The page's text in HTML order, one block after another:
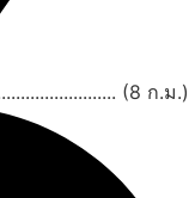
(8 ก.ม.)